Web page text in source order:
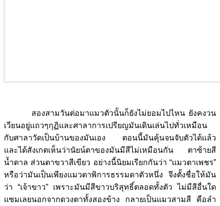
สองสามวันต่อมาแมวตัวนั้นก็ยังไม่ยอมไปไหน ยังคงวน
เวียนอยู่แถวๆกุฏิและศาลาการเปรียญมันเดินเล่นไปทั่วเหมือน
กับศาลาวัดเป็นบ้านของมันเอง ตอนนี้มันคุ้นจนจับตัวได้แล้ว
และได้สังเกตเห็นว่านัยน์ตาของมันมีสีไม่เหมือนกัน ตาซ้ายสี
น้ำตาล ส่วนตาขวาสีเขียว อย่างนี้นิยมเรียกกันว่า “แมวตาเพชร”
หรือว่ามันเป็นเพียงแมวตาพิการธรรมดาตัวหนึ่ง จึงตั้งชื่อให้มัน
ว่า “เจ้าขาว” เพราะมันมีสีขาวบริสุทธิ์ตลอดทั้งตัว ไม่มีสีอื่นใด
แซมเลยนอกจากดวงตาทั้งสองข้าง กลายเป็นแมวสามสี คือลำ